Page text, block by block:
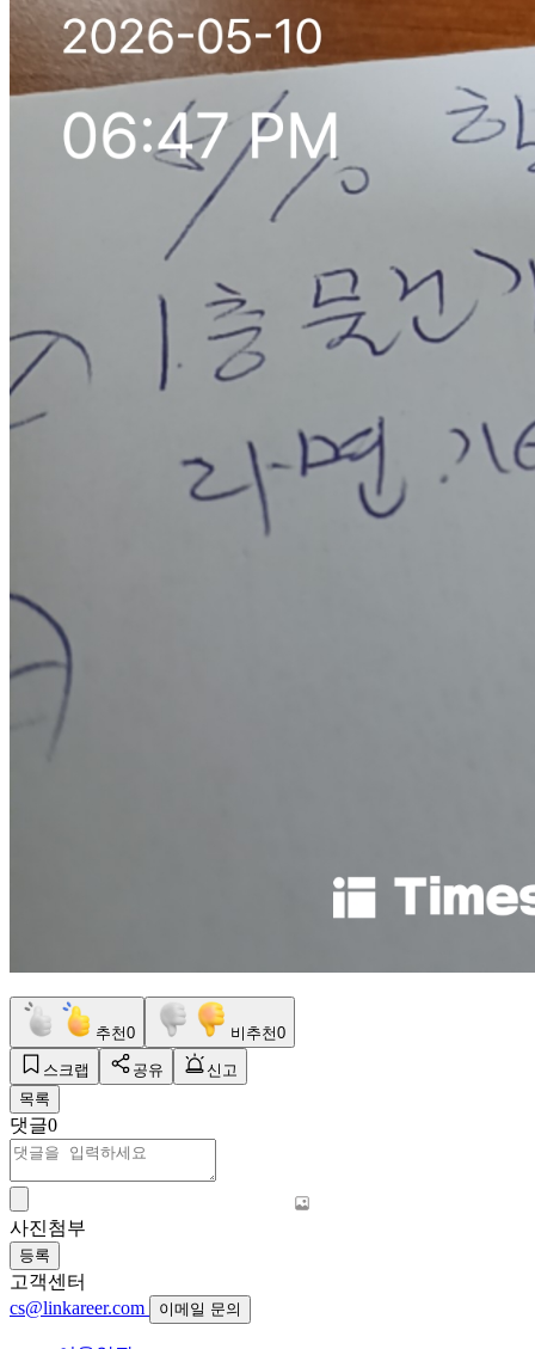
추천0 비추천0
스크랩 공유
신고
목록
댓글0
사진첨부
등록
고객센터
cs@linkareer.com
이메일 문의